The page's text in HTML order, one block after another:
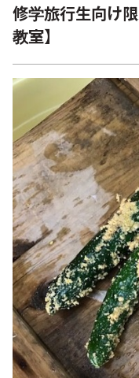
修学旅行生向け
教室】